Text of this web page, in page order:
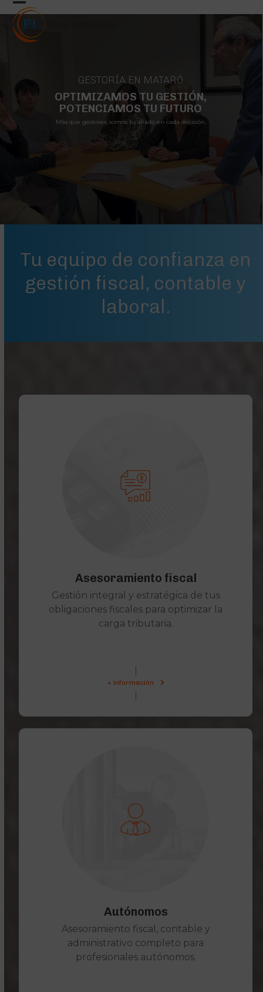
Skip
content
Open
mobile
Close
mobile
OPTIMIZAMOS TU GESTIÓN,
POTENCIAMOS TU FUTURO
Más que gestores, somos tu aliado en cada decisión.
GESTORÍA EN MATARÓ
Tu equipo de confianza en
gestión fiscal, contable y
laboral.
Asesoramiento fiscal
Gestión integral y estratégica de tus
obligaciones fiscales para optimizar la
carga tributaria.
+ información
Autónomos
Asesoramiento fiscal, contable y
administrativo completo para
profesionales autónomos.